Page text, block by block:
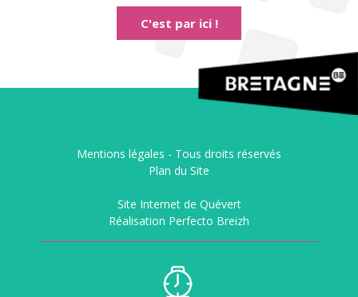
C'est par ici !
Mentions légales - Tous droits réservés
Plan du Site
Site Internet de Quévert
Réalisation Perfecto Breizh